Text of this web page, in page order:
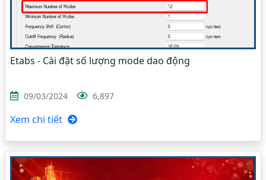
Etabs - Cài đặt số lượng mode dao động
09/03/2024 6,897
Xem chi tiết